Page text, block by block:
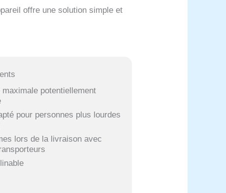
offre une solution simple et
potentiellement
pour personnes plus lourdes
lors de la livraison avec